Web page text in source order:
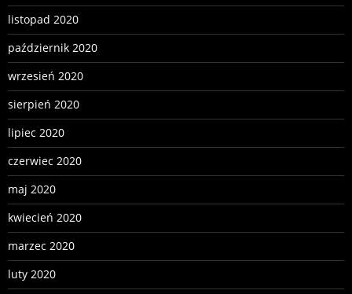
listopad 2020
październik 2020
wrzesień 2020
sierpień 2020
lipiec 2020
czerwiec 2020
maj 2020
kwiecień 2020
marzec 2020
luty 2020